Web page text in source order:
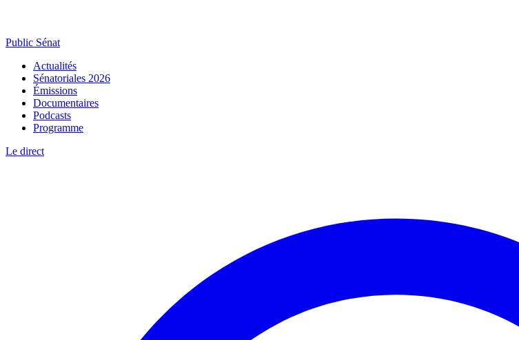
Public Sénat
Actualités
Sénatoriales 2026
Émissions
Documentaires
Podcasts
Programme
Le direct